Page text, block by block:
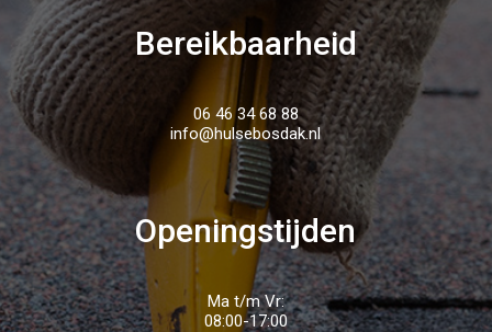
Bereikbaarheid
06 46 34 68 88
info@hulsebosdak.nl
Openingstijden
Ma t/m Vr:
08:00-17:00